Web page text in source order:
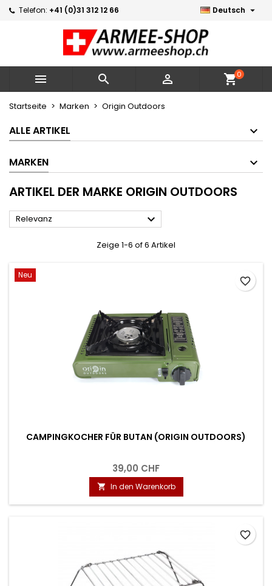
Telefon: +41 (0)31 312 12 66 Deutsch 
   shopping_cart0
Startseite Marken Origin Outdoors
ALLE ARTIKEL
MARKEN
ARTIKEL DER MARKE ORIGIN OUTDOORS
Relevanz 
Zeige 1-6 of 6 Artikel
Neu
CAMPINGKOCHER FÜR BUTAN (ORIGIN OUTDOORS)
39,00 CHF
 In den Warenkorb
favorite_border
favorite_border
×
Neue Liste erstellen
×
((confirmMessage))
((cancelText)) ((modalDeleteText))
×
Name der Wunschliste
×
Sie müssen angemeldet sein, um Artikel Ihrer
Wunschliste hinzufügen zu können.
Abbrechen